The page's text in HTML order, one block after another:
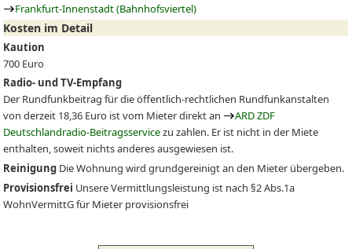
Frankfurt-Innenstadt (Bahnhofsviertel)
Kosten im Detail
Kaution
700 Euro
Radio- und TV-Empfang
Der Rundfunkbeitrag für die öffentlich-rechtlichen Rundfunkanstalten
von derzeit 18,36 Euro ist vom Mieter direkt an
ARD ZDF
Deutschlandradio-Beitragsservicezu zahlen. Er ist nicht in der Miete
enthalten, soweit nichts anderes ausgewiesen ist.
Reinigung Die Wohnung wird grundgereinigt an den Mieter übergeben.
Provisionsfrei Unsere Vermittlungsleistung ist nach §2 Abs.1a
WohnVermittG für Mieter provisionsfrei